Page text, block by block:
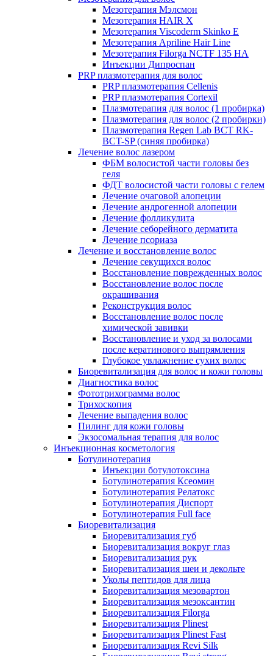
Мезотерапия Мэлсмон
Мезотерапия HAIR X
Мезотерапия Viscoderm Skinko E
Мезотерапия Apriline Hair Line
Мезотерапия Filorga NCTF 135 HA
Инъекции Дипроспан
PRP плазмотерапия для волос
PRP плазмотерапия Cellenis
PRP плазмотерапия Cortexil
Плазмотерапия для волос (1 пробирка)
Плазмотерапия для волос (2 пробирки)
Плазмотерапия Regen Lab BCT RK-
BCT-SP (синяя пробирка)
Лечение волос лазером
ФБМ волосистой части головы без
геля
ФДТ волосистой части головы с гелем
Лечение очаговой алопеции
Лечение андрогенной алопеции
Лечение фолликулита
Лечение себорейного дерматита
Лечение псориаза
Лечение и восстановление волос
Лечение секущихся волос
Восстановление поврежденных волос
Восстановление волос после
окрашивания
Реконструкция волос
Восстановление волос после
химической завивки
Восстановление и уход за волосами
после кератинового выпрямления
Глубокое увлажнение сухих волос
Биоревитализация для волос и кожи головы
Диагностика волос
Фототрихограмма волос
Трихоскопия
Лечение выпадения волос
Пилинг для кожи головы
Экзосомальная терапия для волос
Инъекционная косметология
Ботулинотерапия
Инъекции ботулотоксина
Ботулинотерапия Ксеомин
Ботулинотерапия Релатокс
Ботулинотерапия Диспорт
Ботулинотерапия Full face
Биоревитализация
Биоревитализация губ
Биоревитализация вокруг глаз
Биоревитализация рук
Биоревитализация шеи и декольте
Уколы пептидов для лица
Биоревитализация мезовартон
Биоревитализация мезоксантин
Биоревитализация Filorga
Биоревитализация Plinest
Биоревитализация Plinest Fast
Биоревитализация Revi Silk